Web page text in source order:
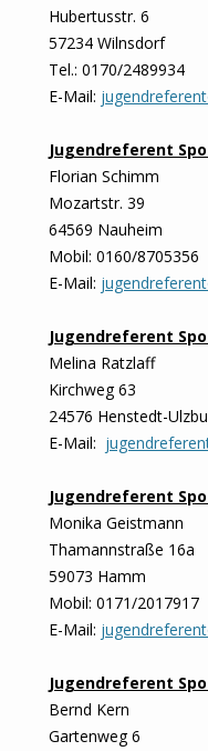
Hubertusstr. 6
57234 Wilnsdorf
Tel.: 0170/2489934
E-Mail:
Jugendreferent
Florian Schimm
Mozartstr. 39
64569 Nauheim
Mobil: 0160/8705356
E-Mail:
Jugendreferent
Melina Ratzlaff
Kirchweg 63
24576 Henstedt-
E-Mail:
Jugendreferent
Monika Geistmann
Thamannstraße 16a
59073 Hamm
Mobil: 0171/2017917
E-Mail:
Jugendreferent
Bernd Kern
Gartenweg 6